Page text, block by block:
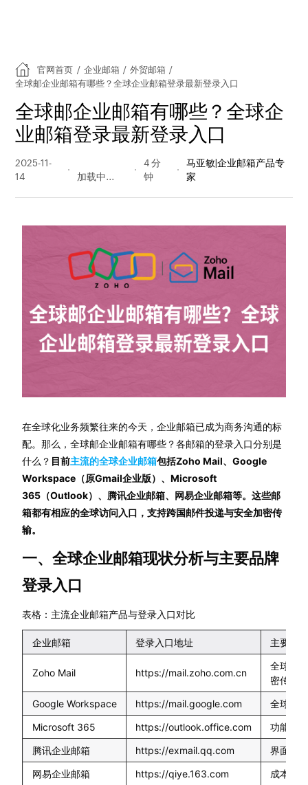
官网首页 / 企业邮箱 / 外贸邮箱 /
全球邮企业邮箱有哪些？全球企业邮箱登录最新登录入口
全球邮企业邮箱有哪些？全球企
业邮箱登录最新登录入口
2025-11-
14
量
4 分
钟
马亚敏|企业邮箱产品专
家
在全球化业务频繁往来的今天，企业邮箱已成为商务沟通的标
配。那么，全球邮企业邮箱有哪些？各邮箱的登录入口分别是
什么？ 目前主流的全球企业邮箱包括Zoho Mail、Google
Workspace（原Gmail企业版）、Microsoft
365（Outlook）、腾讯企业邮箱、网易企业邮箱等。这些邮
箱都有相应的全球访问入口，支持跨国邮件投递与安全加密传
输。
一、全球企业邮箱现状分析与主要品牌
登录入口
表格：主流企业邮箱产品与登录入口对比
企业邮箱 登录入口地址 主要特
Zoho Mail https://mail.zoho.com.cn
全球16
密传输
Google Workspace
https://mail.google.com
全球覆
Microsoft 365
https://outlook.office.com
功能丰
腾讯企业邮箱
https://exmail.qq.com
界面友
网易企业邮箱
https://qiye.163.com 成本较